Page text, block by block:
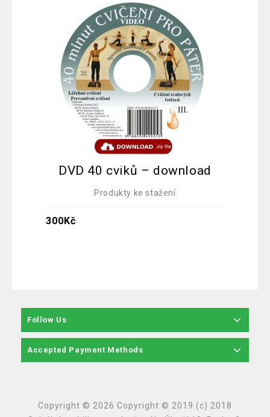
DVD 40 cviků – download
Produkty ke stažení
300Kč
Follow Us
Accepted Payment Methods
Copyright © 2026 Copyright © 2019 (c) 2018